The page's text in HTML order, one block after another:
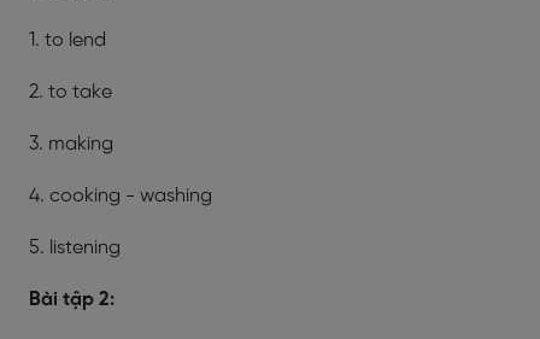
1. to lend
2. to take
3. making
4. cooking - washing
5. listening
Bài tập 2: